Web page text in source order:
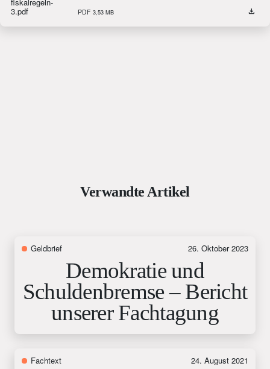
PDF 3,53 MB
Verwandte Artikel
Geldbrief 26. Oktober 2023
Demokratie und
Schuldenbremse – Bericht
unserer Fachtagung
Fachtext 24. August 2021